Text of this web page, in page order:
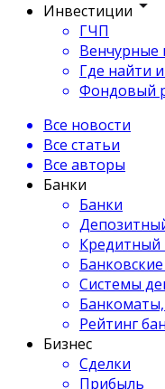
Инвестиции
ГЧП
Венчурные
Где найти
Фондовый
Все новости
Все статьи
Все авторы
Банки
Банки
Кредитный
Системы
Рейтинг
Бизнес
Сделки
Прибыль